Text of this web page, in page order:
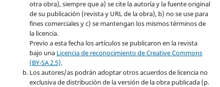
otra obra), siempre que a) se cite la autoría y la fuente original
de su publicación (revista y URL de la obra), b) no se use para
fines comerciales y c) se mantengan los mismos términos de
la licencia.
Previo a esta fecha los artículos se publicaron en la revista
bajo una Licencia de reconocimiento de Creative Commons
(BY-SA 2.5).
Los autores/as podrán adoptar otros acuerdos de licencia no
exclusiva de distribución de la versión de la obra publicada (p.